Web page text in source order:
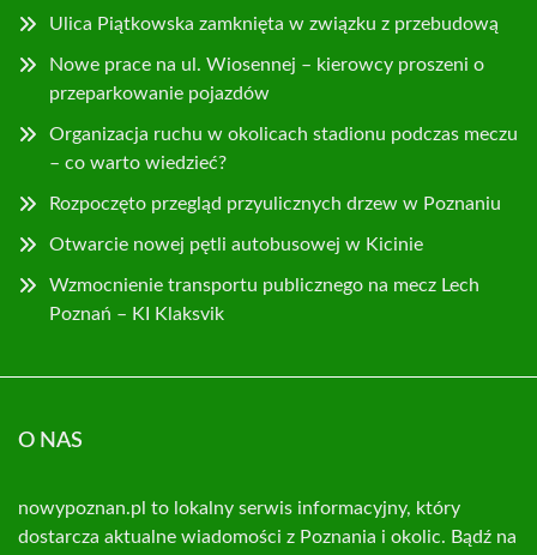
Ulica Piątkowska zamknięta w związku z przebudową
Nowe prace na ul. Wiosennej – kierowcy proszeni o
przeparkowanie pojazdów
Organizacja ruchu w okolicach stadionu podczas meczu
– co warto wiedzieć?
Rozpoczęto przegląd przyulicznych drzew w Poznaniu
Otwarcie nowej pętli autobusowej w Kicinie
Wzmocnienie transportu publicznego na mecz Lech
Poznań – KI Klaksvik
O NAS
nowypoznan.pl to lokalny serwis informacyjny, który
dostarcza aktualne wiadomości z Poznania i okolic. Bądź na